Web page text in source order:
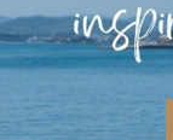
Lindau